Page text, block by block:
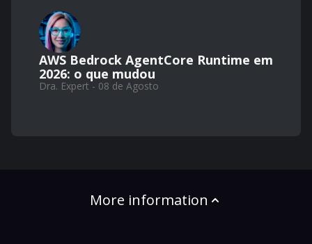
AWS Bedrock AgentCore Runtime em
2026: o que mudou
Dra. Expert - 08 de Agosto
More information